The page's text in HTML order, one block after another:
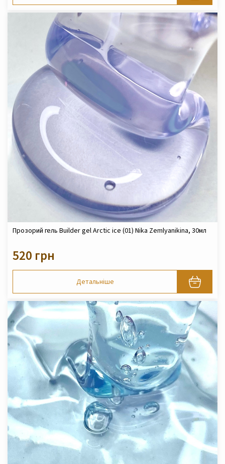
Прозорий гель Builder gel Arctic ice (01) Nika Zemlyanikina, 30мл
520 грн
Детальніше